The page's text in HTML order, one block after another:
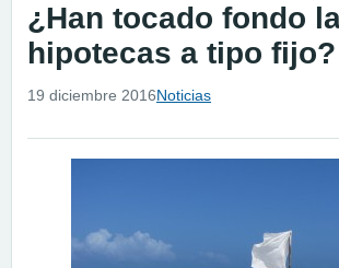
¿Han tocado fondo
hipotecas a tipo fijo?
19 diciembre 2016Noticias